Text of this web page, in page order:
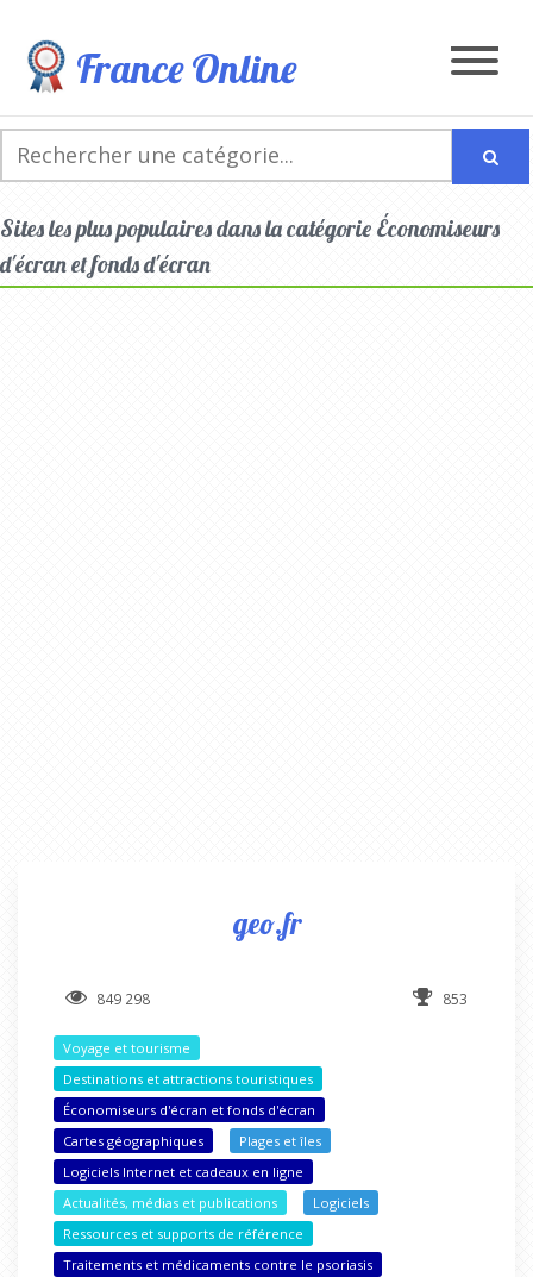
France Online
Sites les plus populaires dans la catégorie Économiseurs
d'écran et fonds d'écran
geo.fr
849 298 853
Voyage et tourisme
Destinations et attractions touristiques
Économiseurs d'écran et fonds d'écran
Cartes géographiques
Plages et îles
Logiciels Internet et cadeaux en ligne
Actualités, médias et publications
Logiciels
Ressources et supports de référence
Traitements et médicaments contre le psoriasis